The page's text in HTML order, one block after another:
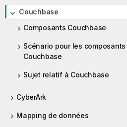
Couchbase
Composants Couchbase
Scénario pour les composants
Couchbase
Sujet relatif à Couchbase
CyberArk
Mapping de données